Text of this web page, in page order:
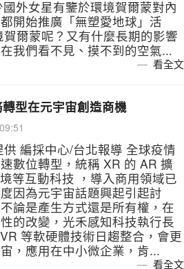
外女星有鑒於環境賀爾蒙對內
開始推廣「無塑愛地球」活
爾蒙呢？又有什麼長期的影響
我們看不見、摸不到的空氣...
看全文
型在元宇宙創造商機
編採中心/台北報導 全球疫情
數位轉型，統稱 XR 的 AR 擴
等互動科技 ，導入商用領域已
因為元宇宙話題興起引起討
論是產生方式還是所有權，在
的改變，光禾感知科技執行長
等軟硬體技術日趨整合，會更
，應用在中小微企業，肯...
看全文